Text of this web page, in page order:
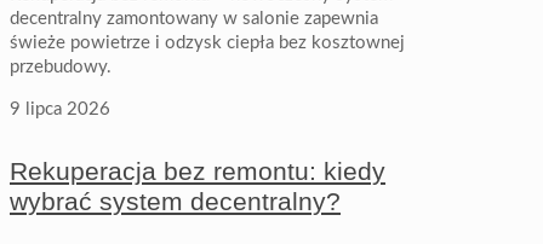
decentralny zamontowany w salonie zapewnia
świeże powietrze i odzysk ciepła bez kosztownej
przebudowy.
9 lipca 2026
Rekuperacja bez remontu: kiedy
wybrać system decentralny?